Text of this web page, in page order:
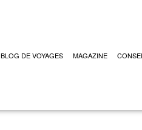
BLOG DE VOYAGES MAGAZINE